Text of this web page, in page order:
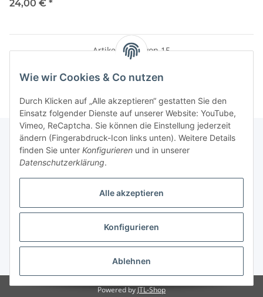
Alle akzeptieren
Konfigurieren
Ablehnen
Wie wir Cookies & Co nutzen
Durch Klicken auf „Alle akzeptieren“ gestatten Sie den
Einsatz folgender Dienste auf unserer Website: YouTube,
Vimeo, ReCaptcha. Sie können die Einstellung jederzeit
ändern (Fingerabdruck-Icon links unten). Weitere Details
finden Sie unter Konfigurieren und in unserer
Datenschutzerklärung.
24,00 € *
Artikel 1 - 15 von 15
Informationen
Gesetzliche Informationen
Vertrag widerrufen
* Alle Preise inkl. gesetzlicher USt., zzgl.Versand
Powered byJTL-Shop